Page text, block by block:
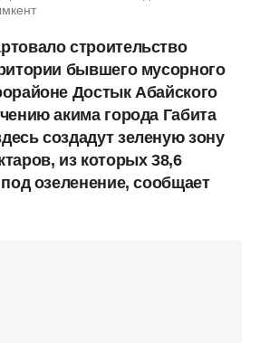
строительство
бывшего мусорного
Достык Абайского
акима города Габита
создадут зеленую зону
из которых 38,6
под озеленение, сообщает